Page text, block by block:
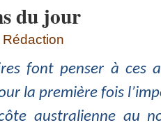
du jour
Rédaction
font penser à ces
la première fois
australienne au